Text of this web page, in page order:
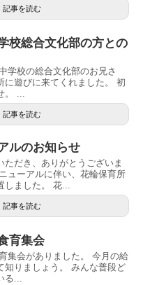
記事を読む
校総合文化部の方との
学校の総合文化部のお兄さ
に遊びに来てくれました。 初
。 ...
記事を読む
ルのお知らせ
ただき、ありがとうございま
ューアルに伴い、花輪保育所
しました。 花...
記事を読む
育集会
集会がありました。 今月の給
知りましょう。 みんな普段ど
る...